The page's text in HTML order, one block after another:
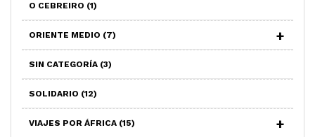
O CEBREIRO (1)
ORIENTE MEDIO (7)
SIN CATEGORÍA (3)
SOLIDARIO (12)
VIAJES POR ÁFRICA (15)